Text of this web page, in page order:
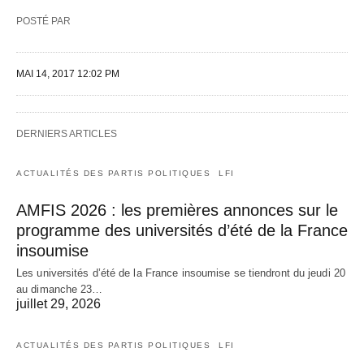
POSTÉ PAR
MAI 14, 2017 12:02 PM
DERNIERS ARTICLES
ACTUALITÉS DES PARTIS POLITIQUES LFI
AMFIS 2026 : les premières annonces sur le
programme des universités d’été de la France
insoumise
Les universités d’été de la France insoumise se tiendront du jeudi 20
au dimanche 23…
juillet 29, 2026
ACTUALITÉS DES PARTIS POLITIQUES LFI